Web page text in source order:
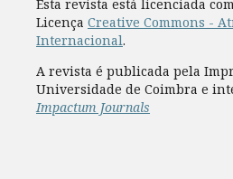
Esta revista está licenciada
Licença Creative Commons -
Internacional.
A revista é publicada pela
Universidade de Coimbra e
Impactum Journals